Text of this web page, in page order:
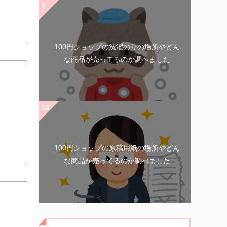
100円ショップの洗濯のりの場所やどん
な商品が売ってるのか調べました
100円ショップの原稿用紙の場所やどん
な商品が売ってるのか調べました